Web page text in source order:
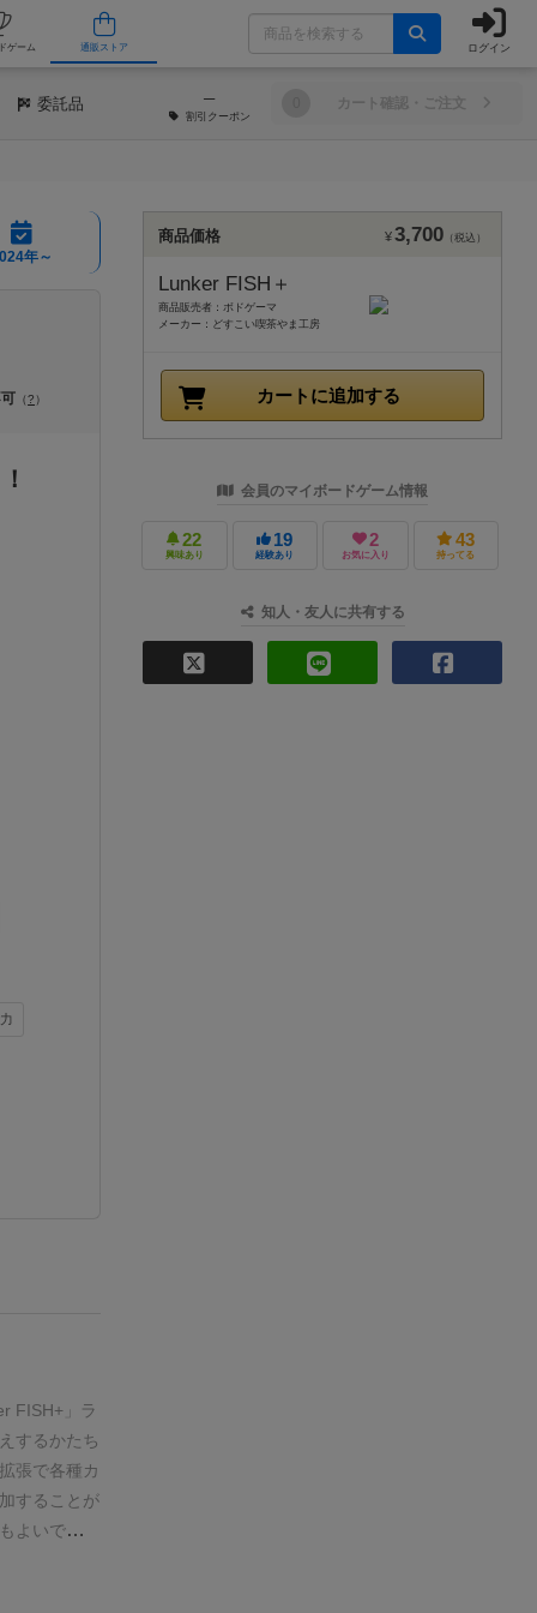
舗 人気ボードゲーム 通販ストア ログイン
委託品 ─
割引 クーポン
カート確認・ご注文
年～
（? ）
FISH+ 」
ラ
するかたち
張で各種カ
することが
よいでしょ
とには導入
かなかビッ
商品価格 ¥3,700 （税込）
Lunker FISH＋
商品販売者：ボドゲーマ
メーカー：どすこい喫茶やま工房
カートに追加する
会員のマイボードゲーム情報
22
興味あり
19
経験あり
2
お気に入り
43
持ってる
知人・友人に共有する